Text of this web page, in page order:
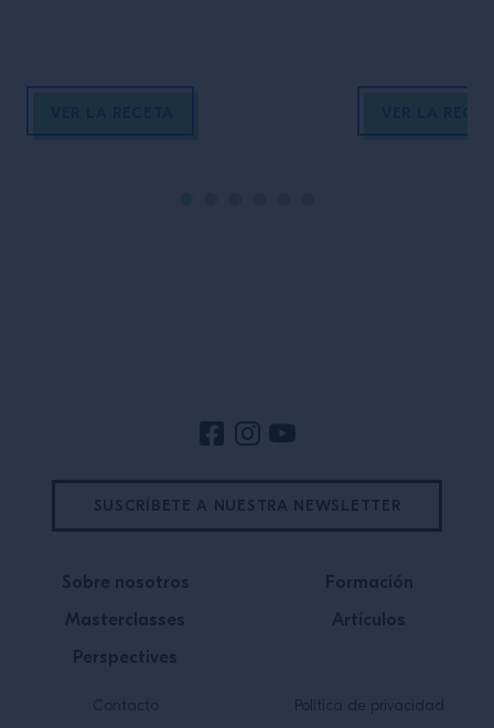
Sobre nosotros
Masterclasses
Perspectives
Formación
Artículos
Contacto Política de privacidad
SUSCRÍBETE A NUESTRA NEWSLETTER